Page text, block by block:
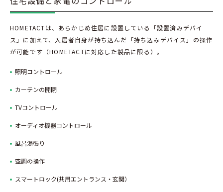
HOMETACTは、あらかじめ住居に設置している「設置済みデバイ
ス」に加えて、入居者自身が持ち込んだ「持ち込みデバイス」の操作
が可能です（HOMETACTに対応した製品に限る）。
照明コントロール
カーテンの開閉
TVコントロール
オーディオ機器コントロール
風呂湯張り
空調の操作
スマートロック(共用エントランス・玄関）